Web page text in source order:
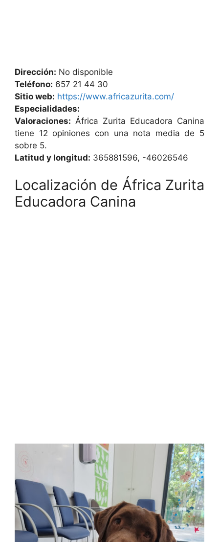
Dirección: No disponible
Teléfono: 657 21 44 30
Sitio web: https://www.africazurita.com/
Especialidades:
Valoraciones: África Zurita Educadora Canina
tiene 12 opiniones con una nota media de 5
sobre 5.
Latitud y longitud: 365881596, -46026546
Localización de África Zurita
Educadora Canina